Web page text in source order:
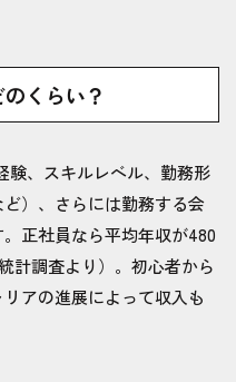
くらい？
験、スキルレベル、勤務形
）、さらには勤務する会
正社員なら平均年収が480
調査より）。 初心者から
アの進展によって収入も